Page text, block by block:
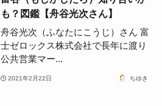
も？図鑑【舟谷光次さん】
舟谷光次（ふなたにこうじ）さん 富
士ゼロックス株式会社で長年に渡り
公共営業マー...
2021年2月22日 ちゆき